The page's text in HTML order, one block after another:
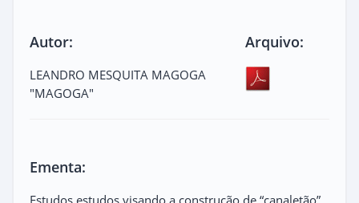
Autor:
LEANDRO MESQUITA MAGOGA
"MAGOGA"
Arquivo:
Ementa:
Estudos estudos visando a construção de “canaletão”